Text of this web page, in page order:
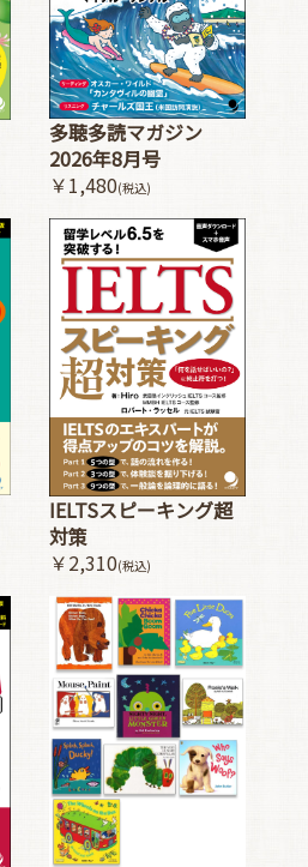
多聴多読マガジン
2026年8月号
￥1,480(税込)
IELTSスピーキング超
対策
￥2,310(税込)